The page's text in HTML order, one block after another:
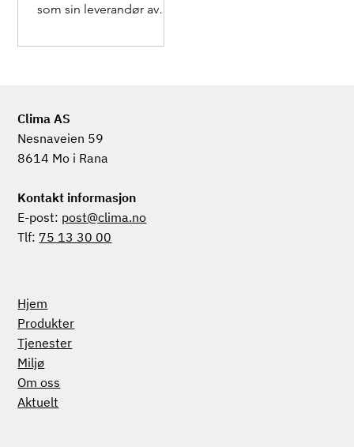
som sin leverandør av
verdensklasse”, mener
Clima AS
Nesnaveien 59
8614 Mo i Rana
Kontakt informasjon
E-post: post@clima.no
Tlf: 75 13 30 00
Hjem
Produkter
Tjenester
Miljø
Om oss
Aktuelt